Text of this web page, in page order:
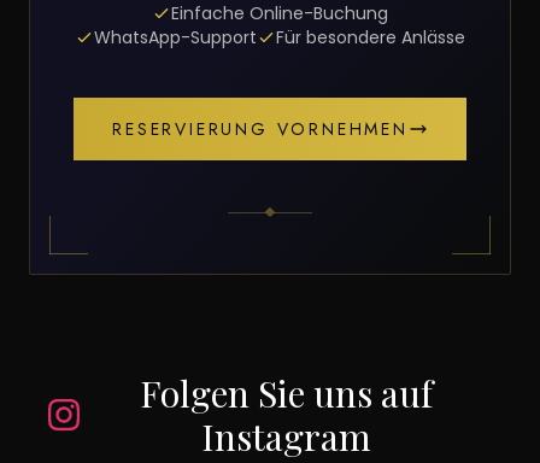
Einfache Online-Buchung
WhatsApp-Support
Für besondere Anlässe
RESERVIERUNG VORNEHMEN
Folgen Sie uns auf
Instagram